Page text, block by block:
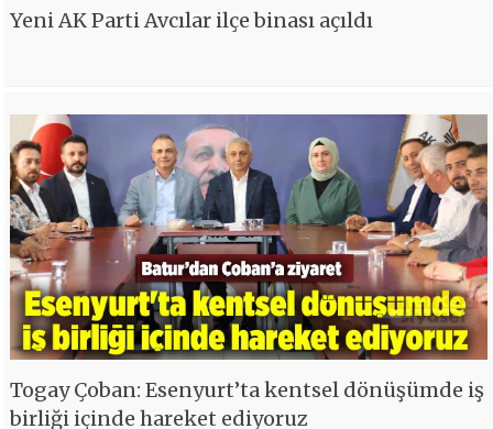
Yeni AK Parti Avcılar ilçe binası açıldı
Togay Çoban: Esenyurt’ta kentsel dönüşümde iş
birliği içinde hareket ediyoruz